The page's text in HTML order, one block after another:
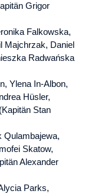
Grigor
Falkowska,
Majchrzak, Daniel
Radwańska
Ylena In-Albon,
Hüsler,
Stan
Qulambajewa,
Skatow,
Alexander
Parks,